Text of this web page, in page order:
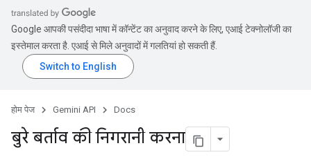
Google आपकी पसंदीदा भाषा में कॉन्टेंट का अनुवाद करने के लिए, एआई टेक्नोलॉजी का
इस्तेमाल करता है. एआई से मिले अनुवादों में गलतियां हो सकती हैं.
होम पेज Gemini API Docs
बुरे बर्ताव की निगरानी करना